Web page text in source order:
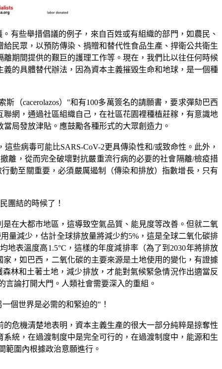
有些舉措倡議的例子，來自百姓或有組織的部門，如農民、
民眾，以預防傳染、捐贈和替代性食品生產、捍衛公共衛生
期間提供的艱巨的護理工作等。現在，我們比以往任何時候
的具體替代辦法，因為資本主義摧毀生命和地球，是一個種
斯（cacerolazos） "和有100多萬簽名的請願書，要求彈劾巴西
網，通過社區組織自己，在社區花園裡種植莊稼，有意識地
局發放津貼。應鼓勵各種形式的大眾創造力。
這些病毒可能比SARS-CoV-2更具傳染性和/或致命性。此外，
離，從而完全破壞對抗嚴重流行病的必要的社會隔離/檢疫措
動至關重要，必須嚴厲遏制（傳染和排放）指數增長，只有
團結的時候了！
在大都市地區，這導致空氣品質、能見度等改善。但就二氧
量減少，估計全球排放量將減少約5%，這是全球二氧化碳排
地表溫度高1.5°C ，這樣的年度減排率（為了到 2030年將排放
家，如巴西，二氧化碳的主要來源是土地使用的變化，有證據
林和土著土地，減少排放，才能對氣候緊急情況作出適當反
論打開大門。人類社會需要深入的重組。
一個世界是必需的和緊迫的" ！
危機清楚地表明，資本主義生產的很大一部分純粹是掠奪性
統，在過渡制度中是完全可行的，在過渡制度中，能源和生
範圍內根據政治意願進行。